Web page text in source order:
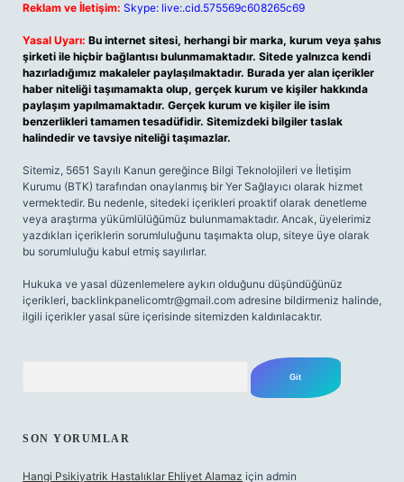
Reklam ve İletişim: Skype: live:.cid.575569c608265c69
Yasal Uyarı: Bu internet sitesi, herhangi bir marka, kurum veya şahıs
şirketi ile hiçbir bağlantısı bulunmamaktadır. Sitede yalnızca kendi
hazırladığımız makaleler paylaşılmaktadır. Burada yer alan içerikler
haber niteliği taşımamakta olup, gerçek kurum ve kişiler hakkında
paylaşım yapılmamaktadır. Gerçek kurum ve kişiler ile isim
benzerlikleri tamamen tesadüfidir. Sitemizdeki bilgiler taslak
halindedir ve tavsiye niteliği taşımazlar.
Sitemiz, 5651 Sayılı Kanun gereğince Bilgi Teknolojileri ve İletişim
Kurumu (BTK) tarafından onaylanmış bir Yer Sağlayıcı olarak hizmet
vermektedir. Bu nedenle, sitedeki içerikleri proaktif olarak denetleme
veya araştırma yükümlülüğümüz bulunmamaktadır. Ancak, üyelerimiz
yazdıkları içeriklerin sorumluluğunu taşımakta olup, siteye üye olarak
bu sorumluluğu kabul etmiş sayılırlar.
Hukuka ve yasal düzenlemelere aykırı olduğunu düşündüğünüz
içerikleri, backlinkpanelicomtr@gmail.com adresine bildirmeniz halinde,
ilgili içerikler yasal süre içerisinde sitemizden kaldırılacaktır.
SON YORUMLAR
Hangi Psikiyatrik Hastalıklar Ehliyet Alamaz için admin